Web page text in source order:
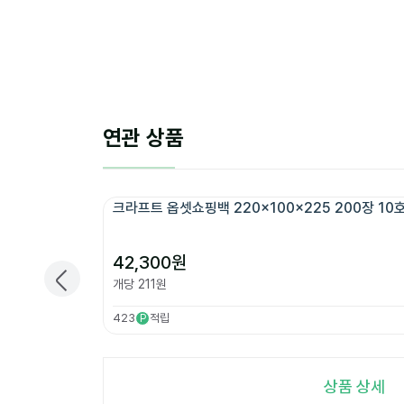
연관 상품
크라프트 옵셋쇼핑백 220x100x225 200장 10
42,300원
개당 211원
423 P 적립
상품 상세